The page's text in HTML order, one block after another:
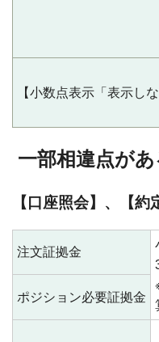
【小数点表示「表示し
一部相違点が
【口座照会】、【約
注文証拠金
ポジション必要証拠金